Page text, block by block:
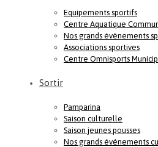
Equipements sportifs
Centre Aquatique
Nos grands évènements
Associations sportives
Centre Omnisports
Sortir
Pamparina
Saison culturelle
Saison jeunes pousses
Nos grands événements